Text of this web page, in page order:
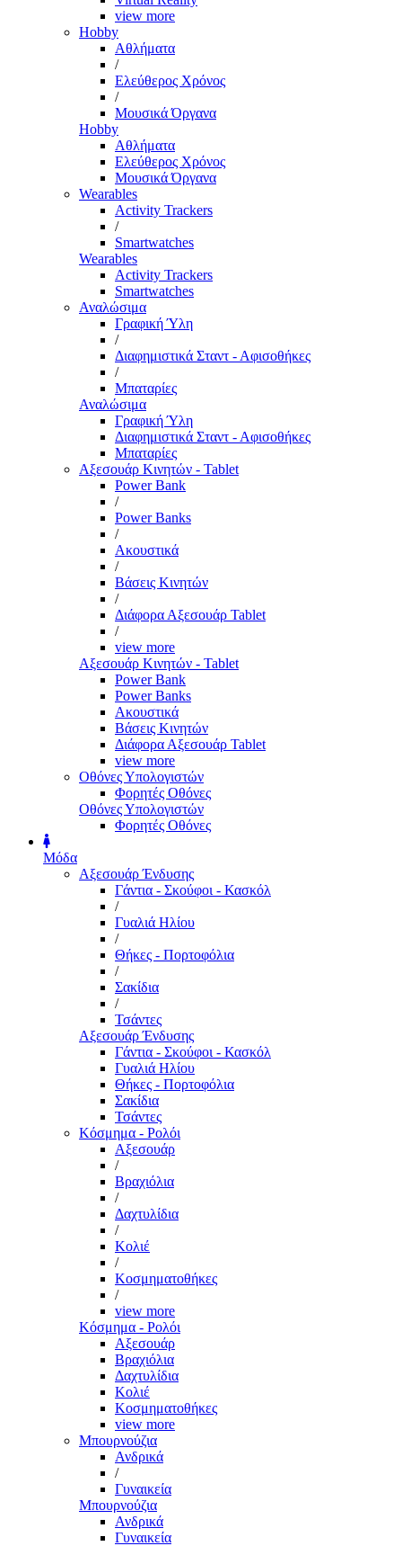
view more
Hobby
Αθλήματα
/
Ελεύθερος Χρόνος
/
Μουσικά Όργανα
Hobby
Αθλήματα
Ελεύθερος Χρόνος
Μουσικά Όργανα
Wearables
Activity Trackers
/
Smartwatches
Wearables
Activity Trackers
Smartwatches
Αναλώσιμα
Γραφική Ύλη
/
Διαφημιστικά Σταντ - Αφισοθήκες
/
Μπαταρίες
Αναλώσιμα
Γραφική Ύλη
Διαφημιστικά Σταντ - Αφισοθήκες
Μπαταρίες
Αξεσουάρ Κινητών - Tablet
Power Bank
/
Power Banks
/
Ακουστικά
/
Βάσεις Κινητών
/
Διάφορα Αξεσουάρ Tablet
/
view more
Αξεσουάρ Κινητών - Tablet
Power Bank
Power Banks
Ακουστικά
Βάσεις Κινητών
Διάφορα Αξεσουάρ Tablet
view more
Οθόνες Υπολογιστών
Φορητές Οθόνες
Οθόνες Υπολογιστών
Φορητές Οθόνες
Μόδα
Αξεσουάρ Ένδυσης
Γάντια - Σκούφοι - Κασκόλ
/
Γυαλιά Ηλίου
/
Θήκες - Πορτοφόλια
/
Σακίδια
/
Τσάντες
Αξεσουάρ Ένδυσης
Γάντια - Σκούφοι - Κασκόλ
Γυαλιά Ηλίου
Θήκες - Πορτοφόλια
Σακίδια
Τσάντες
Κόσμημα - Ρολόι
Αξεσουάρ
/
Βραχιόλια
/
Δαχτυλίδια
/
Κολιέ
/
Κοσμηματοθήκες
/
view more
Κόσμημα - Ρολόι
Αξεσουάρ
Βραχιόλια
Δαχτυλίδια
Κολιέ
Κοσμηματοθήκες
view more
Μπουρνούζια
Ανδρικά
/
Γυναικεία
Μπουρνούζια
Ανδρικά
Γυναικεία